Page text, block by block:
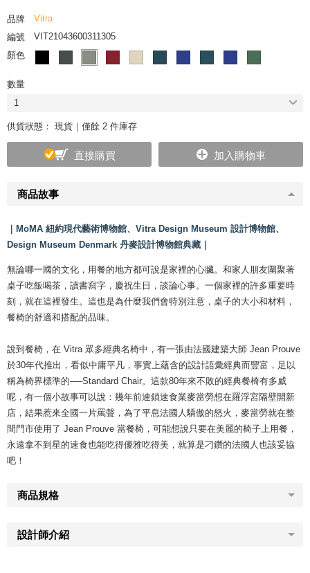
商品故事
｜MoMA 紐約現代藝術博物館、Vitra Design Museum 設計博物館、
Design Museum Denmark 丹麥設計博物館典藏｜
無論哪一國的文化，用餐的地方都可說是家裡的心臟。和家人朋友圍聚著
桌子吃飯喝茶，讀書寫字，慶祝生日，談論心事。一個家裡的許多重要時
刻，就在這裡發生。這也是為什麼我們會特別注意，桌子的大小和材料，
餐椅的舒適和搭配的品味。
說到餐椅，在 Vitra 眾多經典名椅中，有一張由法國建築大師 Jean Prouve
於30年代推出，看似中庸平凡，事實上蘊含的設計語彙經典而豐富，足以
稱為椅界標準的──Standard Chair。這款80年來不敗的經典餐椅有多威
呢，有一個小故事可以說：幾年前連鎖速食業麥當勞想在羅浮宮隔壁開新
店，結果惹來全國一片罵聲，為了平息法國人驕傲的怒火，麥當勞就在整
間門市使用了 Jean Prouve 當餐椅，可能想說只要在美麗的椅子上用餐，
永遠拿不到星的速食也能吃得優雅吃得美，就算是刁鑽的法國人也該妥協
吧！
商品規格
設計師介紹
品牌
Vitra
編號
VIT21043600311305
顏色
數量
1
供貨狀態： 現貨｜僅餘 2 件庫存
直接購買 加入購物車